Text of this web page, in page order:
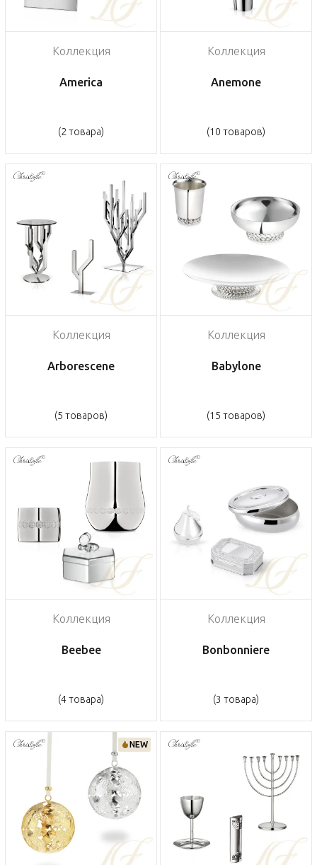
Коллекция
America
(2 товара)
Коллекция
Anemone
(10 товаров)
Коллекция
Arborescene
(5 товаров)
Коллекция
Babylone
(15 товаров)
Коллекция
Beebee
(4 товара)
Коллекция
Bonbonniere
(3 товара)
NEW